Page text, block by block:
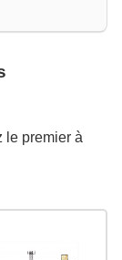
le premier à